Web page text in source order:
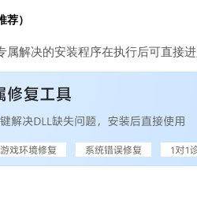
）
解决的安装程序在执行后可直接